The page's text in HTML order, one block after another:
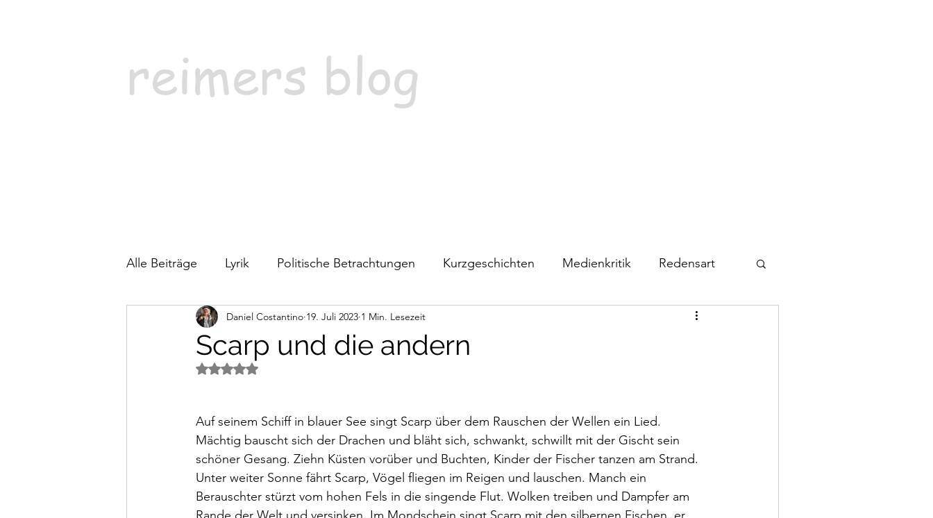
reimers blog
Alle Beiträge Lyrik Politische Betrachtungen Kurzgeschichten Medienkritik Redensart
Alltagsimpressionen Videos Gedanken
Scarp und die andern
Daniel Costantino 19. Juli 2023 1 Min. Lesezeit
Mit NaN von 5 Sternen bewertet.
Auf seinem Schiff in blauer See singt Scarp über dem Rauschen der Wellen ein Lied.
Mächtig bauscht sich der Drachen und bläht sich, schwankt, schwillt mit der Gischt sein
schöner Gesang. Ziehn Küsten vorüber und Buchten, Kinder der Fischer tanzen am Strand.
Unter weiter Sonne fährt Scarp, Vögel fliegen im Reigen und lauschen. Manch ein
Berauschter stürzt vom hohen Fels in die singende Flut. Wolken treiben und Dampfer am